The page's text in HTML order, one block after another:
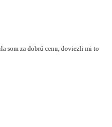
som za dobrú cenu, doviezli mi to